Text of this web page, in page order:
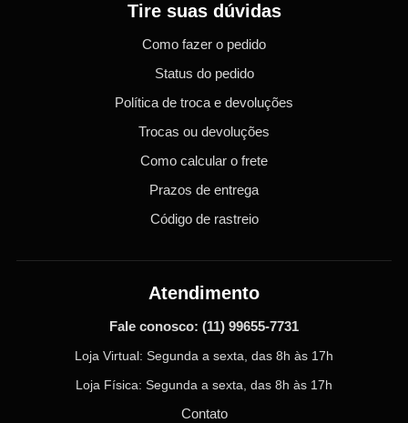
Tire suas dúvidas
Como fazer o pedido
Status do pedido
Política de troca e devoluções
Trocas ou devoluções
Como calcular o frete
Prazos de entrega
Código de rastreio
Atendimento
Fale conosco: (11) 99655-7731
Loja Virtual: Segunda a sexta, das 8h às 17h
Loja Física: Segunda a sexta, das 8h às 17h
Contato